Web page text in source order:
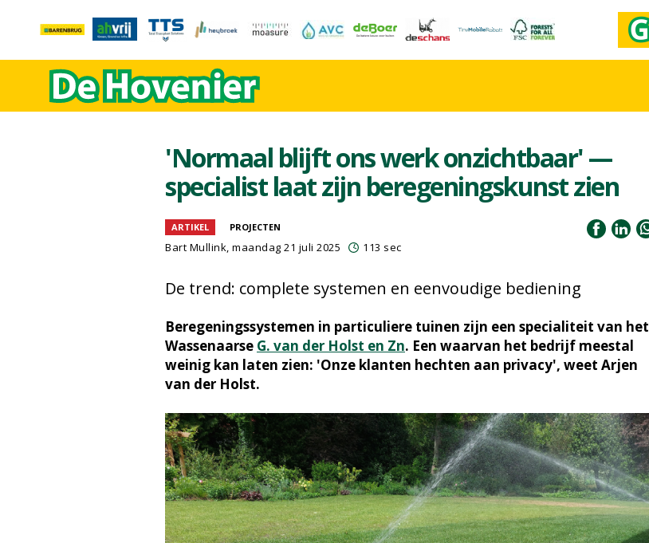
'Normaal blijft ons werk onzichtbaar' —
specialist laat zijn beregeningskunst zien
ARTIKEL PROJECTEN
Bart Mullink, maandag 21 juli 2025 113 sec
De trend: complete systemen en eenvoudige bediening
Beregeningssystemen in particuliere tuinen zijn een specialiteit van het
Wassenaarse G. van der Holst en Zn. Een waarvan het bedrijf meestal
weinig kan laten zien: 'Onze klanten hechten aan privacy', weet Arjen
van der Holst.